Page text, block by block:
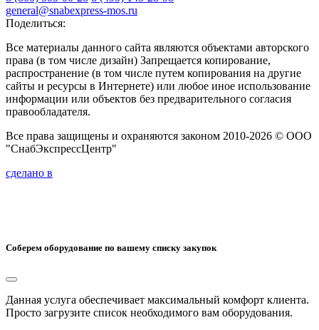
general@snabexpress-mos.ru
Поделиться:
Все материалы данного сайта являются объектами авторского
права (в том числе дизайн) Запрещается копирование,
распространение (в том числе путем копирования на другие
сайты и ресурсы в Интернете) или любое иное использование
информации или объектов без предварительного согласия
правообладателя.
Все права защищены и охраняются законом 2010-2026 © ООО
"СнабЭкспрессЦентр"
сделано в
Соберем оборудование по вашему списку закупок
Данная услуга обеспечивает максимальный комфорт клиента.
Просто загрузите список необходимого вам оборудования.